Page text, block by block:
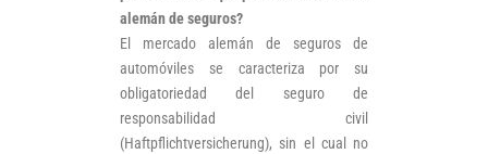
alemán de seguros?
El mercado alemán de seguros de
automóviles se caracteriza por su
obligatoriedad del seguro de
responsabilidad civil
(Haftpflichtversicherung), sin el cual no